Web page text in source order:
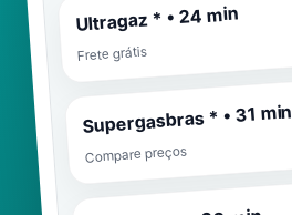
Ultragaz * • 24 min
Frete grátis
Supergasbras * • 31 min
Compare preços